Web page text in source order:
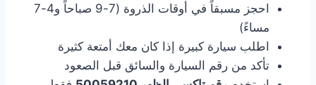
احجز مسبقاً في أوقات الذروة (7-9 صباحاً و4-7
مساءً)
اطلب سيارة كبيرة إذا كان معك أمتعة كثيرة
تأكد من رقم السيارة والسائق قبل الصعود